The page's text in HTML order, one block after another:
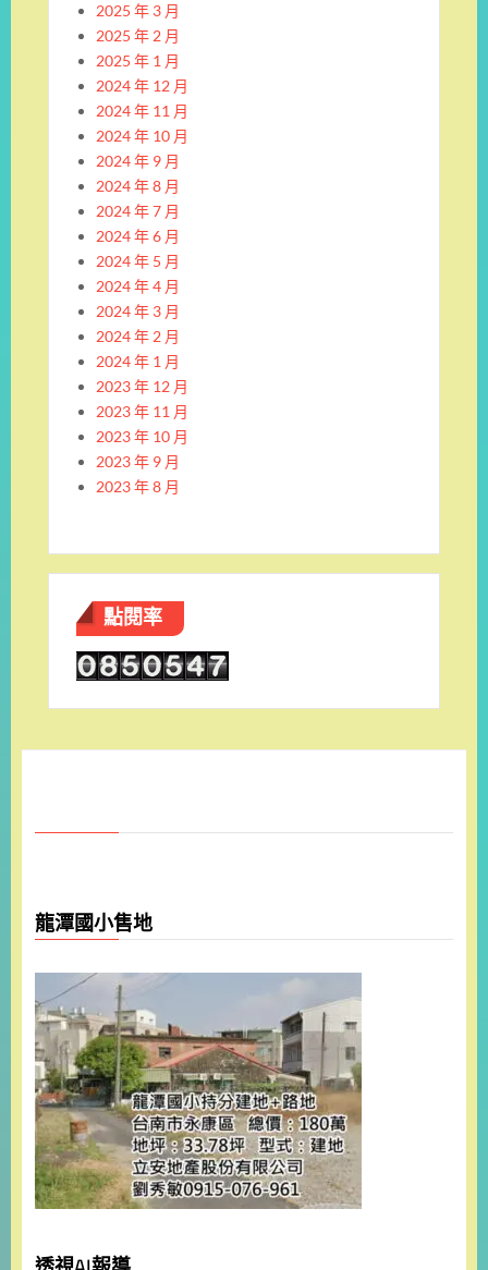
2025 年 3 月
2025 年 2 月
2025 年 1 月
2024 年 12 月
2024 年 11 月
2024 年 10 月
2024 年 9 月
2024 年 8 月
2024 年 7 月
2024 年 6 月
2024 年 5 月
2024 年 4 月
2024 年 3 月
2024 年 2 月
2024 年 1 月
2023 年 12 月
2023 年 11 月
2023 年 10 月
2023 年 9 月
2023 年 8 月
點閱率
龍潭國小售地